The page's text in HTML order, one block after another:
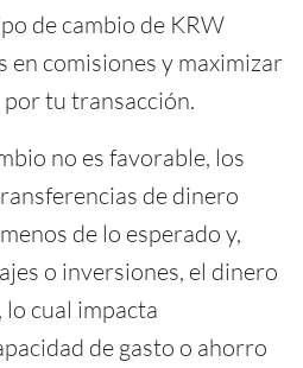
de cambio de KRW
en comisiones y maximizar
tu transacción.
no es favorable, los
de dinero
de lo esperado y,
o inversiones, el dinero
cual impacta
de gasto o ahorro